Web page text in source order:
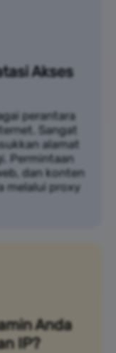
Akses
perantara
Sangat
alamat
Permintaan
dan konten
melalui proxy
Anda
IP?